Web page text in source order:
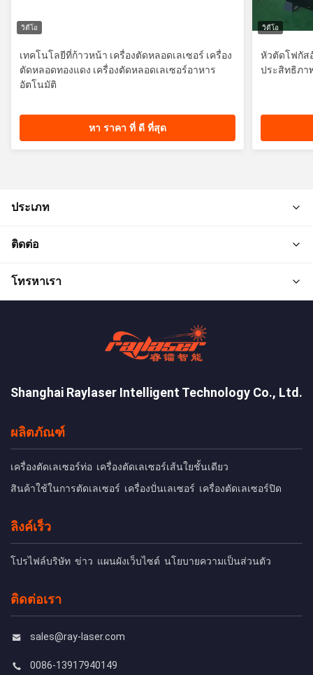
วิดีโอ
เทคโนโลยีที่ก้าวหน้า เครื่องตัดหลอดเลเซอร์ เครื่อง
ตัดหลอดทองแดง เครื่องตัดหลอดเลเซอร์อาหาร
อัตโนมัติ
หา ราคา ที่ ดี ที่สุด
วิดีโอ
หัวตัดโฟกัส
ประสิทธิภา
ประเภท
ติดต่อ
โทรหาเรา
Shanghai Raylaser Intelligent Technology Co., Ltd.
ผลิตภัณฑ์
เครื่องตัดเลเซอร์ท่อ เครื่องตัดเลเซอร์เส้นใยชั้นเดียว
สินค้าใช้ในการตัดเลเซอร์ เครื่องปั่นเลเซอร์ เครื่องตัดเลเซอร์ปิด
ลิงค์เร็ว
โปรไฟล์บริษัท ข่าว แผนผังเว็บไซต์ นโยบายความเป็นส่วนตัว
ติดต่อเรา
sales@ray-laser.com
0086-13917940149